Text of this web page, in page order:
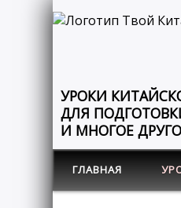
УРОКИ
ДЛЯ
И МНОГОЕ
ГЛАВНАЯ